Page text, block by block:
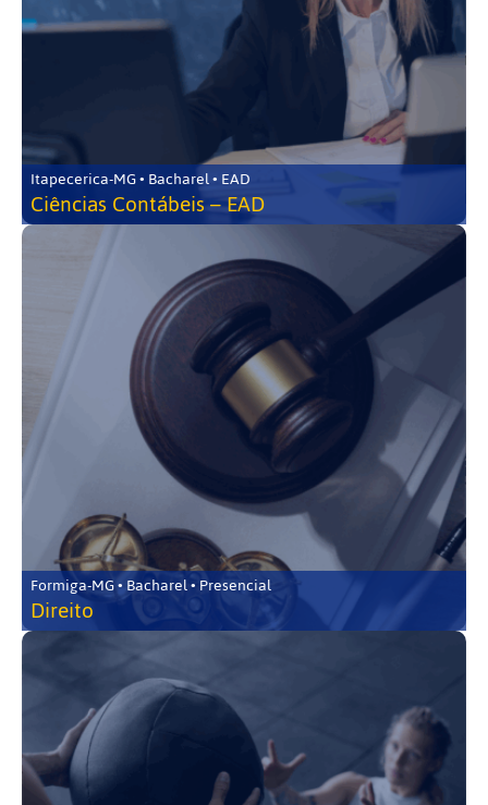
Itapecerica-MG • Bacharel • EAD
Ciências Contábeis – EAD
Formiga-MG • Bacharel • Presencial
Direito